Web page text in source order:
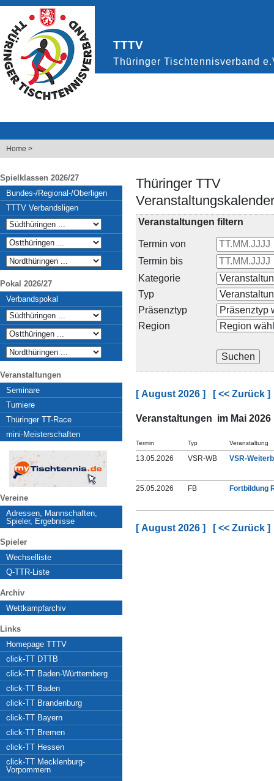
Home >
Spielklassen 2026/27
Bundes-/Regional-/Oberligen
TTTV Verbandsligen
Pokal 2026/27
Verbandspokal
Veranstaltungen
Seminare
Turniere
Thüringer TT-Race
mini-Meisterschaften
Vereine
Adressen, Mannschaften,
Spieler, Ergebnisse
Spieler
Wechselliste
Q-TTR-Liste
Archiv
Wettkampfarchiv
Links
Homepage TTTV
click-TT DTTB
click-TT Baden-Württemberg
click-TT Baden
click-TT Brandenburg
click-TT Bayern
click-TT Bremen
click-TT Hessen
click-TT Mecklenburg-
Vorpommern
Thüringer TTV
Veranstaltungskalender
Veranstaltungen filtern
Termin von
Termin bis
Kategorie
Typ
Präsenztyp
Region
[ August 2026 ] [ << Zurück ]
Veranstaltungen im Mai 2026
Termin Typ Veranstaltung
13.05.2026 VSR-WB VSR-
25.05.2026 FB Fortbildung
[ August 2026 ] [ << Zurück ]